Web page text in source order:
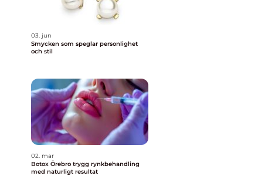
03. jun
Smycken som speglar personlighet
och stil
02. mar
Botox Örebro trygg rynkbehandling
med naturligt resultat